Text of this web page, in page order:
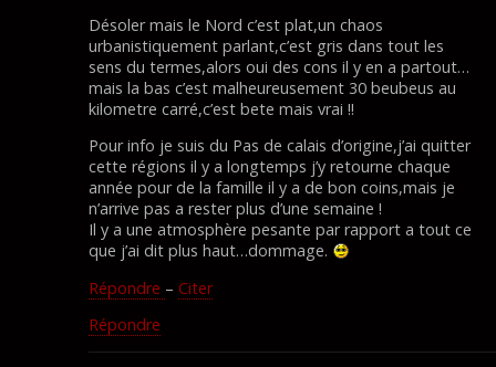
Désoler mais le Nord c’est plat,un chaos
urbanistiquement parlant,c’est gris dans tout les
sens du termes,alors oui des cons il y en a partout…
mais la bas c’est malheureusement 30 beubeus au
kilometre carré,c’est bete mais vrai !!
Pour info je suis du Pas de calais d’origine,j’ai quitter
cette régions il y a longtemps j’y retourne chaque
année pour de la famille il y a de bon coins,mais je
n’arrive pas a rester plus d’une semaine !
Il y a une atmosphère pesante par rapport a tout ce
que j’ai dit plus haut…dommage.
Répondre – Citer
Répondre